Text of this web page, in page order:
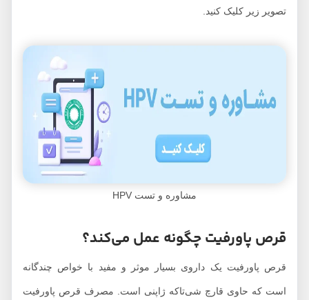
تصویر زیر کلیک کنید.
مشاوره و تست HPV
قرص پاورفیت چگونه عمل می‌کند؟
قرص پاورفیت یک داروی بسیار موثر و مفید با خواص چندگانه
است که حاوی قارچ شی‌تاکه ژاپنی است. مصرف قرص پاورفیت